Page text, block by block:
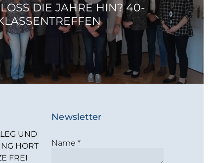
DIE JAHRE HIN? 40-J
UND
HORT
FREI
Newsletter
Name*